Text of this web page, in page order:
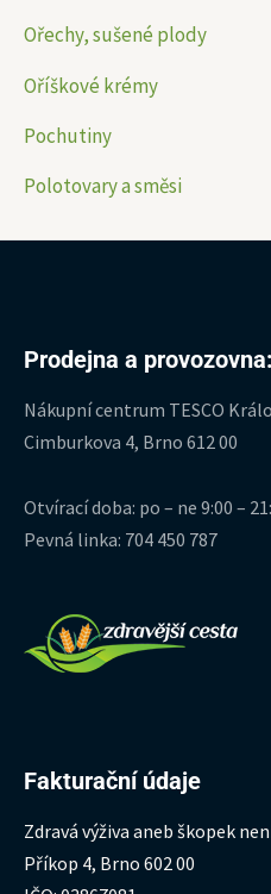
Ořechy, sušené plody
Oříškové krémy
Pochutiny
Polotovary a směsi
Prodejna a provozovna:
Nákupní centrum TESCO
Cimburkova 4, Brno 612 00
Otvírací doba: po – ne 9:00 –
Pevná linka: 704 450 787
Fakturační údaje
Zdravá výživa aneb škopek
Příkop 4, Brno 602 00